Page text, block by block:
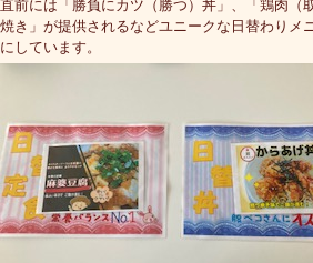
直前には「勝負にカツ（勝つ）丼」、「鶏肉（
焼き」が提供されるなどユニークな日替わりメ
にしています。